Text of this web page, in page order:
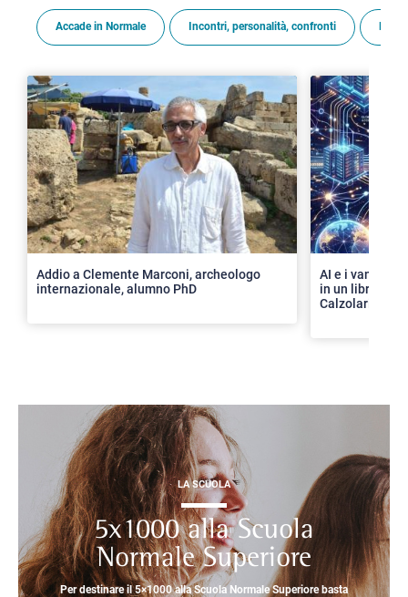
Accade in Normale Incontri, personalità, confronti
Addio a Clemente Marconi, archeologo
internazionale, alumno PhD
AI e i vantaggi
in un libro con
Calzolari
>
LA SCUOLA
5x1000 alla Scuola
Normale Superiore
Per destinare il 5×1000 alla Scuola Normale Superiore basta